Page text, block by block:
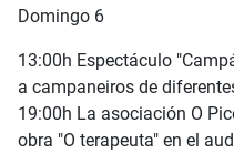
Domingo 6
13:00h Espectáculo
a campaneiros de
19:00h La asociación O
obra "O terapeuta" en el